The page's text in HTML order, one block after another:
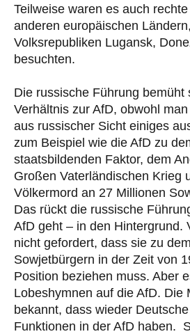
Teilweise waren es auch
anderen europäischen
Volksrepubliken Lugansk,
besuchten.
Die russische Führung bemüht
Verhältnis zur AfD, obwohl
aus russischer Sicht einiges
zum Beispiel wie die AfD zu
staatsbildenden Faktor, dem
Großen Vaterländischen Krieg
Völkermord an 27 Millionen
Das rückt die russische
AfD geht – in den Hintergrund.
nicht gefordert, dass sie zu
Sowjetbürgern in der Zeit von
Position beziehen muss. Aber
Lobeshymnen auf die AfD. Die
bekannt, dass wieder
Funktionen in der AfD haben.